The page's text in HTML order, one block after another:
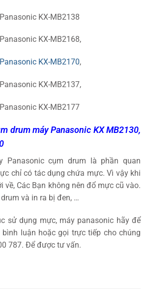
KX-MB2138
KX-MB2168,
KX-MB2170,
KX-MB2137,
KX-MB2177
drum máy Panasonic KX MB2130,
Panasonic cụm drum là phần quan
chỉ có tác dụng chứa mực. Vì vậy khi
về, Các Bạn không nên đổ mực cũ vào.
và in ra bị đen, …
sử dụng mực, máy panasonic hãy để
bình luận hoặc gọi trực tiếp cho chúng
787. Để được tư vấn.